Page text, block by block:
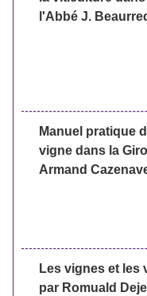
l'Abbé J.
Manuel pratique
vigne dans la
Armand
Les vignes et les
par Romuald